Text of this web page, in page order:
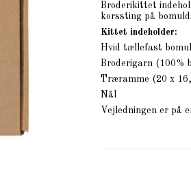
Broderikittet
korssting på
Kittet indeholder:
Hvid tællefast
Broderigarn (100%
Træramme (20 x
Nål
Vejledningen er på